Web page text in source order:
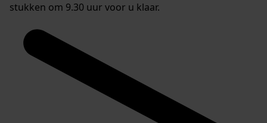
stukken om 9.30 uur voor u klaar.